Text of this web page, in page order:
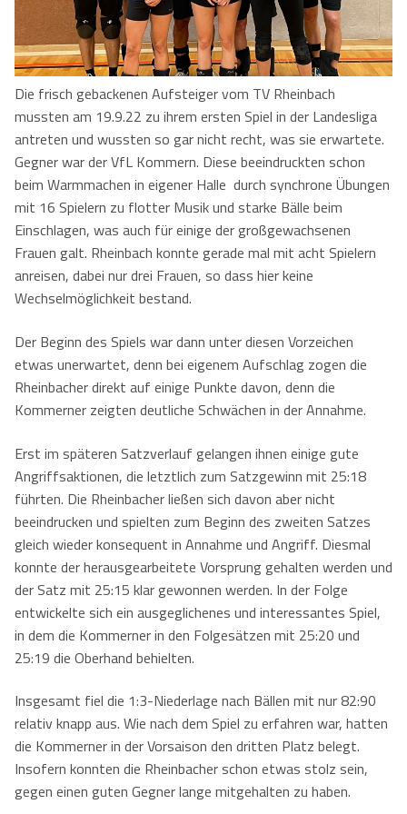
Kontaktformular
Herren
Damen
Mixed
Kontakt
Kontaktformular
Anfahrt
Impressum
Datenschutzerklärung
Jobs
Die frisch gebackenen Aufsteiger vom TV Rheinbach
mussten am 19.9.22 zu ihrem ersten Spiel in der Landesliga
antreten und wussten so gar nicht recht, was sie erwartete.
Gegner war der VfL Kommern. Diese beeindruckten schon
beim Warmmachen in eigener Halle durch synchrone Übungen
mit 16 Spielern zu flotter Musik und starke Bälle beim
Einschlagen, was auch für einige der großgewachsenen
Frauen galt. Rheinbach konnte gerade mal mit acht Spielern
anreisen, dabei nur drei Frauen, so dass hier keine
Wechselmöglichkeit bestand.
Der Beginn des Spiels war dann unter diesen Vorzeichen
etwas unerwartet, denn bei eigenem Aufschlag zogen die
Rheinbacher direkt auf einige Punkte davon, denn die
Kommerner zeigten deutliche Schwächen in der Annahme.
Erst im späteren Satzverlauf gelangen ihnen einige gute
Angriffsaktionen, die letztlich zum Satzgewinn mit 25:18
führten. Die Rheinbacher ließen sich davon aber nicht
beeindrucken und spielten zum Beginn des zweiten Satzes
gleich wieder konsequent in Annahme und Angriff. Diesmal
konnte der herausgearbeitete Vorsprung gehalten werden und
der Satz mit 25:15 klar gewonnen werden. In der Folge
entwickelte sich ein ausgeglichenes und interessantes Spiel,
in dem die Kommerner in den Folgesätzen mit 25:20 und
25:19 die Oberhand behielten.
Insgesamt fiel die 1:3-Niederlage nach Bällen mit nur 82:90
relativ knapp aus. Wie nach dem Spiel zu erfahren war, hatten
die Kommerner in der Vorsaison den dritten Platz belegt.
Insofern konnten die Rheinbacher schon etwas stolz sein,
gegen einen guten Gegner lange mitgehalten zu haben.